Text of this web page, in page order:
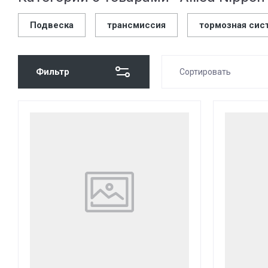
Подвеска трансмиссия тормозная
Фильтр Сортировать